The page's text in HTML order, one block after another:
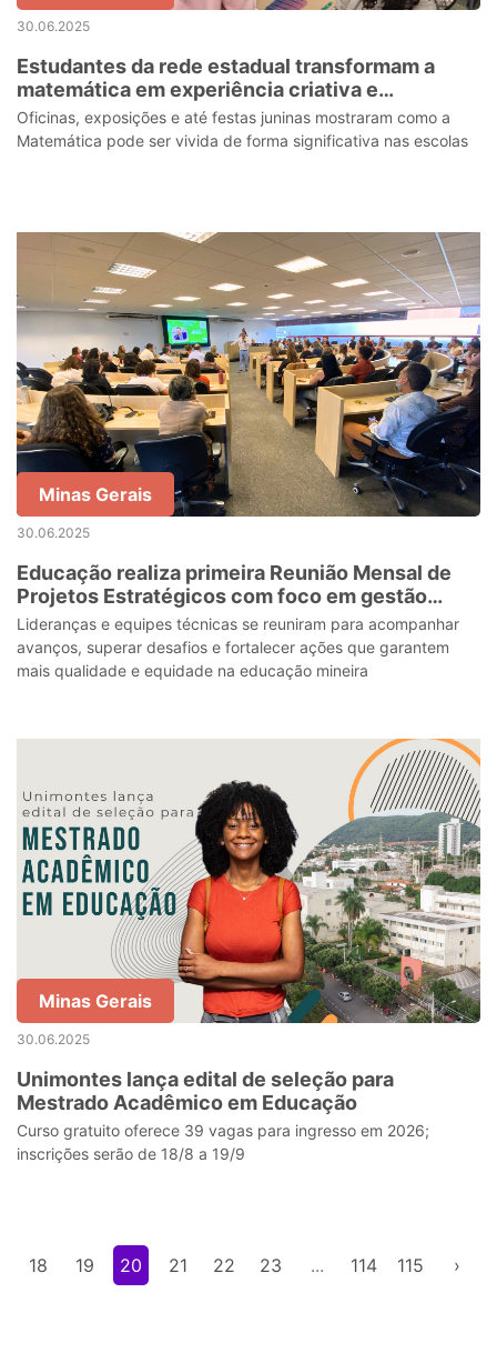
30.06.2025
Estudantes da rede estadual transformam a
matemática em experiência criativa e
colaborativa
Oficinas, exposições e até festas juninas mostraram como a
Matemática pode ser vivida de forma significativa nas escolas
Minas Gerais
30.06.2025
Educação realiza primeira Reunião Mensal de
Projetos Estratégicos com foco em gestão
integrada e melhoria da educação
Lideranças e equipes técnicas se reuniram para acompanhar
avanços, superar desafios e fortalecer ações que garantem
mais qualidade e equidade na educação mineira
Minas Gerais
30.06.2025
Unimontes lança edital de seleção para
Mestrado Acadêmico em Educação
Curso gratuito oferece 39 vagas para ingresso em 2026;
inscrições serão de 18/8 a 19/9
18 19 20 21 22 23 ... 114 115 ›